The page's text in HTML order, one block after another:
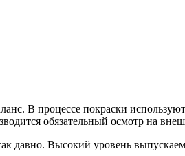
В процессе покраски
обязательный осмотр на
давно. Высокий уровень